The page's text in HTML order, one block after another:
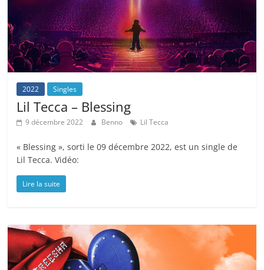
2022 Singles
Lil Tecca – Blessing
9 décembre 2022 Benno Lil Tecca
« Blessing », sorti le 09 décembre 2022, est un single de
Lil Tecca. Vidéo:
Lire la suite